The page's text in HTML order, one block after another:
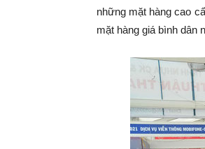
những mặt hàng cao
mặt hàng giá bình dân